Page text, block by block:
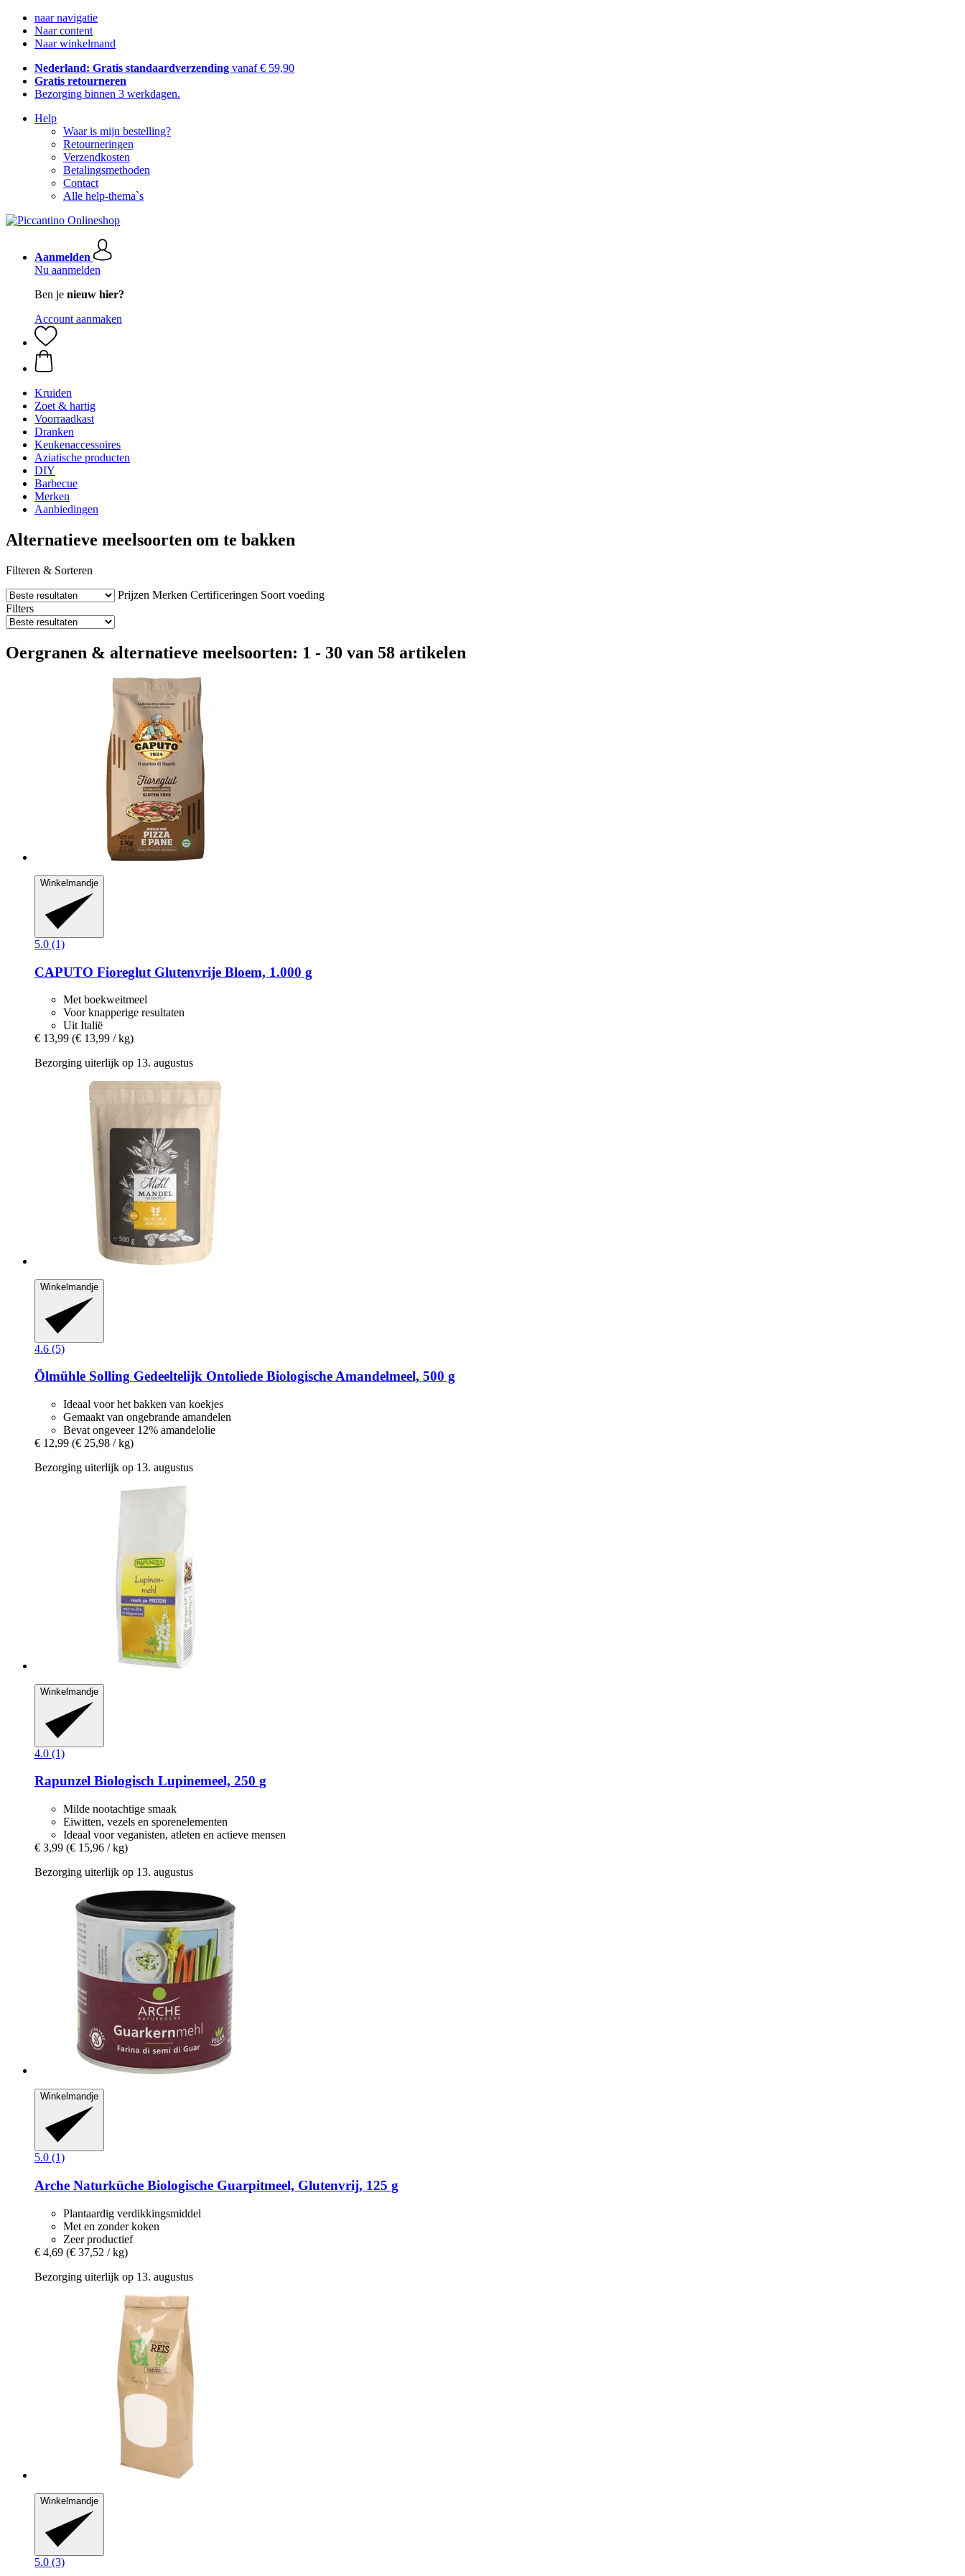
naar navigatie
Naar content
Naar winkelmand
Nederland: Gratis standaardverzending vanaf € 59,90
Gratis retourneren
Bezorging binnen 3 werkdagen.
Help
Waar is mijn bestelling?
Retourneringen
Verzendkosten
Betalingsmethoden
Contact
Alle help-thema`s
Aanmelden
Nu aanmelden
Ben je nieuw hier?
Account aanmaken
Kruiden
Zoet & hartig
Voorraadkast
Dranken
Keukenaccessoires
Aziatische producten
DIY
Barbecue
Merken
Aanbiedingen
Alternatieve meelsoorten om te bakken
Filteren & Sorteren
Prijzen Merken Certificeringen Soort voeding
Filters
Oergranen & alternatieve meelsoorten: 1 - 30 van 58 artikelen
Winkelmandje
5.0 (1)
CAPUTO Fioreglut Glutenvrije Bloem, 1.000 g
Met boekweitmeel
Voor knapperige resultaten
Uit Italië
€ 13,99 (€ 13,99 / kg)
Bezorging uiterlijk op 13. augustus
Winkelmandje
4.6 (5)
Ölmühle Solling Gedeeltelijk Ontoliede Biologische Amandelmeel, 500 g
Ideaal voor het bakken van koekjes
Gemaakt van ongebrande amandelen
Bevat ongeveer 12% amandelolie
€ 12,99 (€ 25,98 / kg)
Bezorging uiterlijk op 13. augustus
Winkelmandje
4.0 (1)
Rapunzel Biologisch Lupinemeel, 250 g
Milde nootachtige smaak
Eiwitten, vezels en sporenelementen
Ideaal voor veganisten, atleten en actieve mensen
€ 3,99 (€ 15,96 / kg)
Bezorging uiterlijk op 13. augustus
Winkelmandje
5.0 (1)
Arche Naturküche Biologische Guarpitmeel, Glutenvrij, 125 g
Plantaardig verdikkingsmiddel
Met en zonder koken
Zeer productief
€ 4,69 (€ 37,52 / kg)
Bezorging uiterlijk op 13. augustus
Winkelmandje
5.0 (3)